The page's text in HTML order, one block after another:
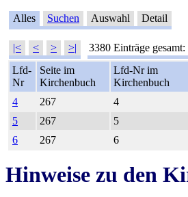
Alles Suchen Auswahl Detail
|< < > >| 3380 Einträge gesamt:
Lfd-
Nr
Seite im
Kirchenbuch
Lfd-Nr im
Kirchenbuch
4
267 4
5
267 5
6
267 6
Hinweise zu den